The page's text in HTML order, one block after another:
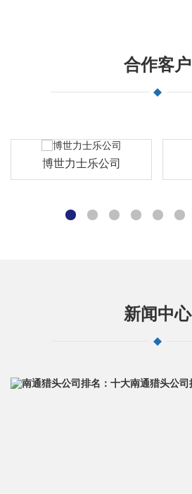
合作客户
德尔福制造公司
新闻中心